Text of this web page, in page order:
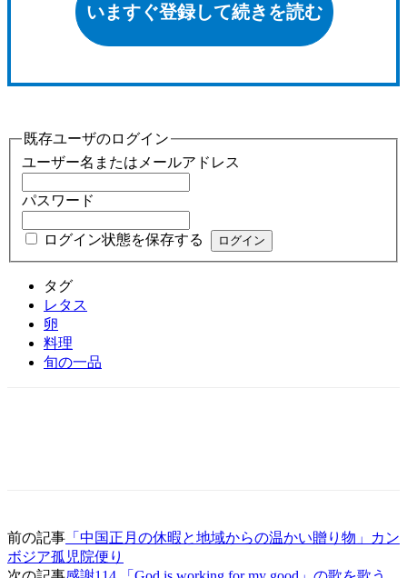
いますぐ登録して続きを読む
既存ユーザのログイン
ユーザー名またはメールアドレス
パスワード
ログイン状態を保存する
タグ
レタス
卵
料理
旬の一品
前の記事 「中国正月の休暇と地域からの温かい贈り物」カン
ボジア孤児院便り